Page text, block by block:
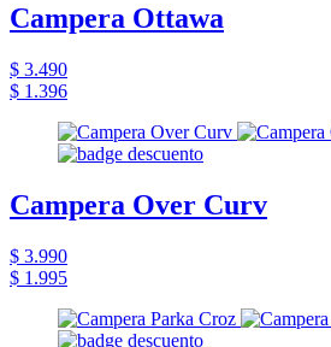
Campera Ottawa
$ 3.490
$ 1.396
Campera Over Curv
$ 3.990
$ 1.995